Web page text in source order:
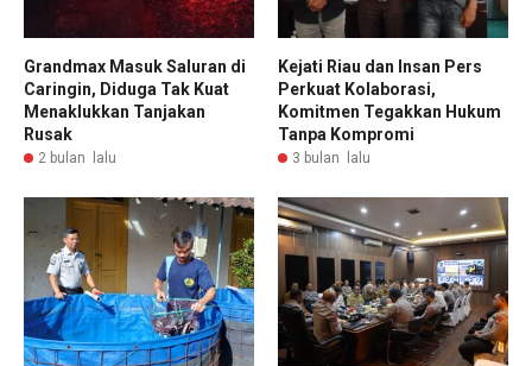
Grandmax Masuk Saluran di
Caringin, Diduga Tak Kuat
Menaklukkan Tanjakan
Rusak
2 bulan lalu
Kejati Riau dan Insan Pers
Perkuat Kolaborasi,
Komitmen Tegakkan Hukum
Tanpa Kompromi
3 bulan lalu